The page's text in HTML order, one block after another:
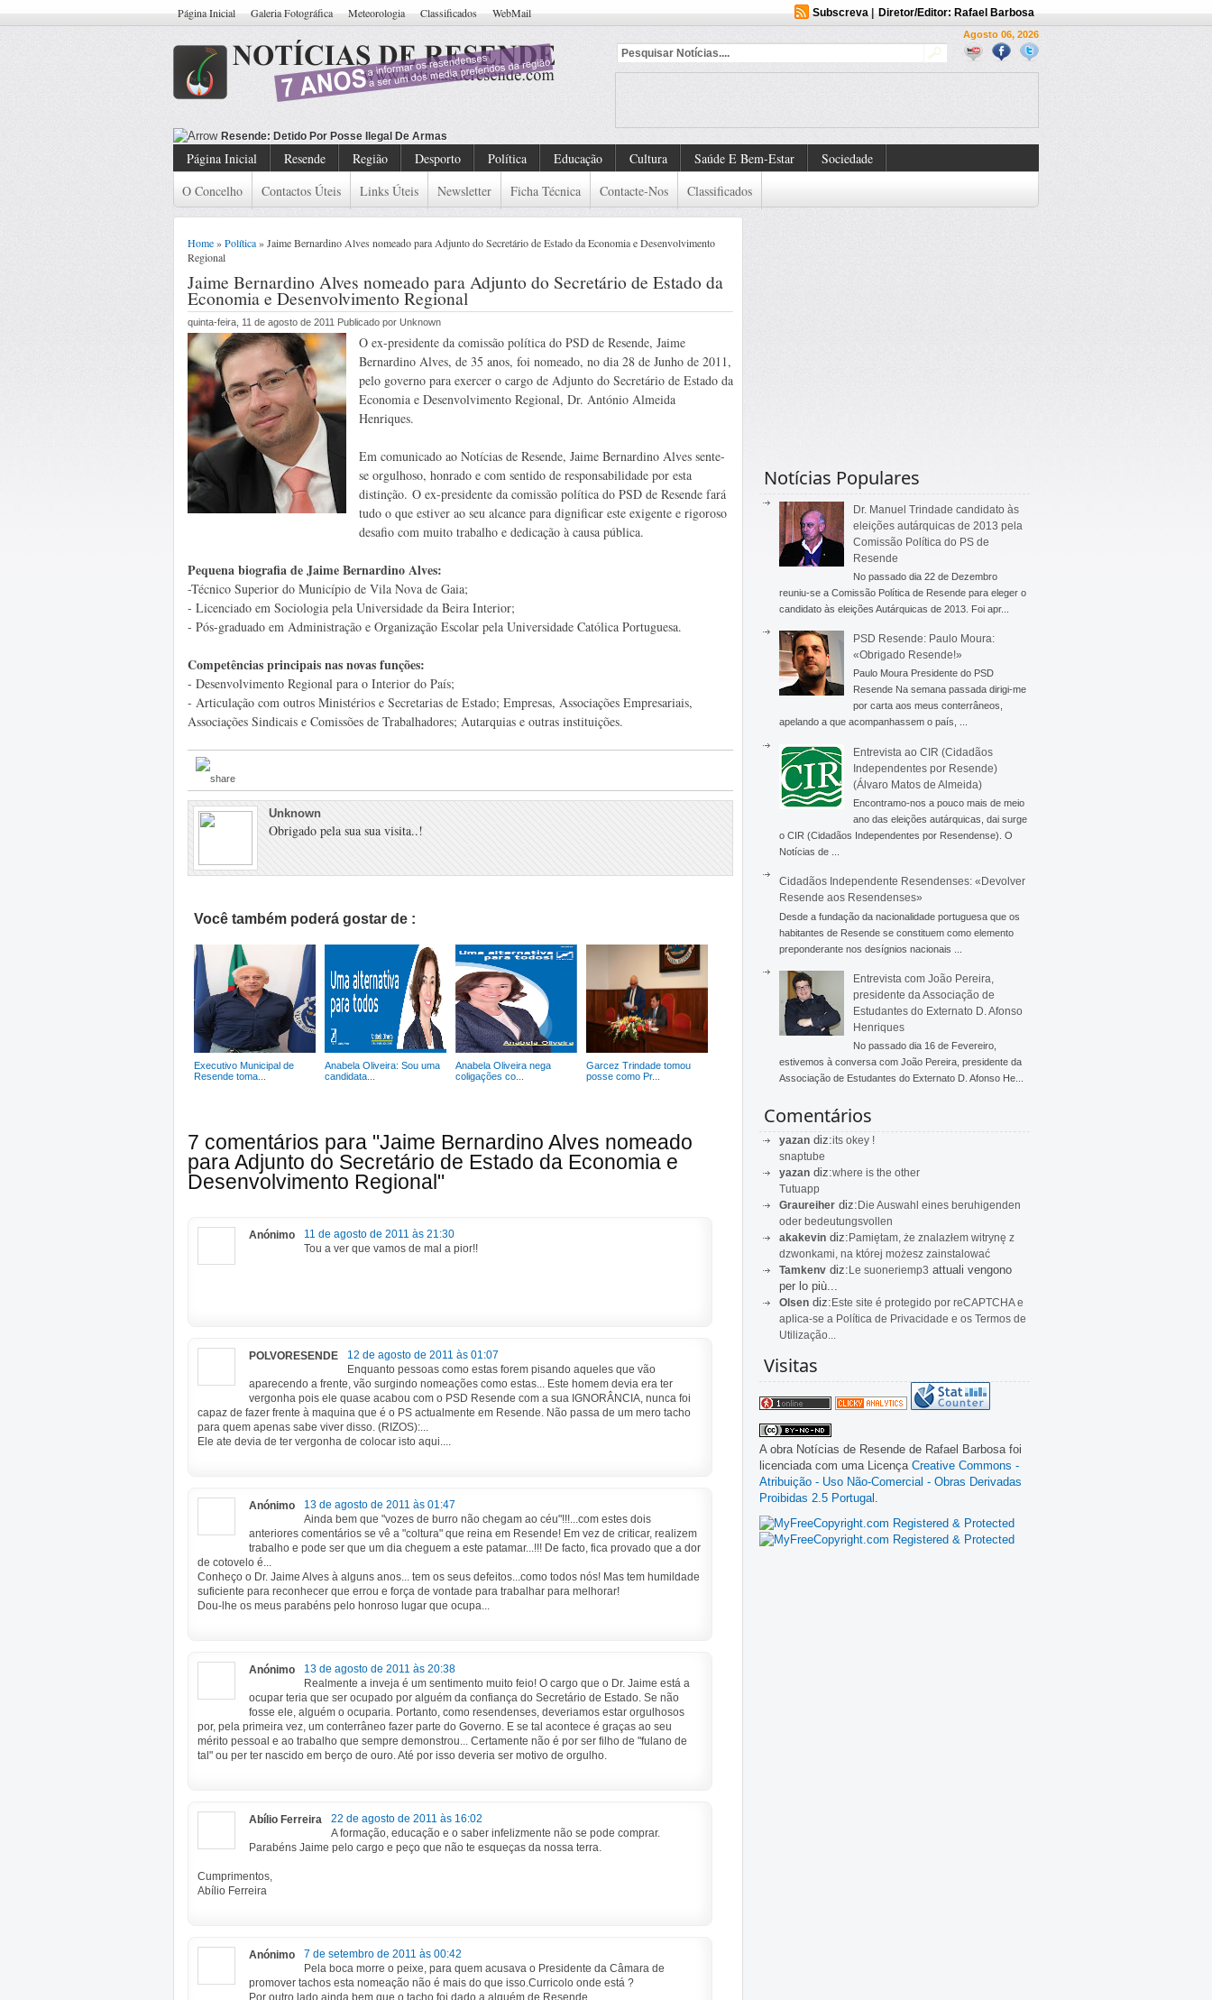
Página Inicial Galeria Fotográfica Meteorologia Classificados WebMail Subscreva| Diretor/Editor: Rafael Barbosa
Agosto 06, 2026
Resende: Detido Cidadão Co
Página Inicial Resende Região Desporto Política Educação Cultura Saúde E Bem-Estar
Sociedade
O Concelho
Contactos Úteis Links Úteis Newsletter Ficha Técnica Contacte-Nos Classificados
Home»Política» Jaime Bernardino Alves nomeado para Adjunto do Secretário de Estado da Economia e Desenvolvimento
Regional
Jaime Bernardino Alves nomeado para Adjunto do Secretário de Estado da
Economia e Desenvolvimento Regional
quinta-feira, 11 de agosto de 2011 Publicado por Unknown
O ex-presidente da comissão política do PSD de Resende, Jaime
Bernardino Alves, de 35 anos, foi nomeado, no dia 28 de Junho de 2011,
pelo governo para exercer o cargo de Adjunto do Secretário de Estado da
Economia e Desenvolvimento Regional, Dr. António Almeida
Henriques.
Em comunicado ao Notícias de Resende, Jaime Bernardino Alves sente-
se orgulhoso, honrado e com sentido de responsabilidade por esta
distinção. O ex-presidente da comissão política do PSD de Resende fará
tudo o que estiver ao seu alcance para dignificar este exigente e rigoroso
desafio com muito trabalho e dedicação à causa pública.
Pequena biografia de Jaime Bernardino Alves:
-Técnico Superior do Município de Vila Nova de Gaia;
- Licenciado em Sociologia pela Universidade da Beira Interior;
- Pós-graduado em Administração e Organização Escolar pela Universidade Católica Portuguesa.
Competências principais nas novas funções:
- Desenvolvimento Regional para o Interior do País;
- Articulação com outros Ministérios e Secretarias de Estado; Empresas, Associações Empresariais,
Associações Sindicais e Comissões de Trabalhadores; Autarquias e outras instituições.
Unknown
Obrigado pela sua sua visita..!
Você também poderá gostar de :
Executivo Municipal de
Resende toma...
Anabela Oliveira: Sou uma
candidata...
Anabela Oliveira nega
coligações co...
Garcez Trindade tomou
posse como Pr...
7 comentários para "Jaime Bernardino Alves nomeado
para Adjunto do Secretário de Estado da Economia e
Desenvolvimento Regional"
Anónimo
11 de agosto de 2011 às 21:30
Tou a ver que vamos de mal a pior!!
POLVORESENDE
12 de agosto de 2011 às 01:07
Enquanto pessoas como estas forem pisando aqueles que vão
aparecendo a frente, vão surgindo nomeações como estas... Este homem devia era ter
vergonha pois ele quase acabou com o PSD Resende com a sua IGNORÂNCIA, nunca foi
capaz de fazer frente à maquina que é o PS actualmente em Resende. Não passa de um mero tacho
para quem apenas sabe viver disso. (RIZOS):...
Ele ate devia de ter vergonha de colocar isto aqui....
Anónimo
13 de agosto de 2011 às 01:47
Ainda bem que "vozes de burro não chegam ao céu"!!!...com estes dois
anteriores comentários se vê a "coltura" que reina em Resende! Em vez de criticar, realizem
trabalho e pode ser que um dia cheguem a este patamar...!!! De facto, fica provado que a dor
de cotovelo é...
Conheço o Dr. Jaime Alves à alguns anos... tem os seus defeitos...como todos nós! Mas tem humildade
suficiente para reconhecer que errou e força de vontade para trabalhar para melhorar!
Dou-lhe os meus parabéns pelo honroso lugar que ocupa...
Anónimo
13 de agosto de 2011 às 20:38
Realmente a inveja é um sentimento muito feio! O cargo que o Dr. Jaime está a
ocupar teria que ser ocupado por alguém da confiança do Secretário de Estado. Se não
fosse ele, alguém o ocuparia. Portanto, como resendenses, deveriamos estar orgulhosos
por, pela primeira vez, um conterrâneo fazer parte do Governo. E se tal acontece é graças ao seu
mérito pessoal e ao trabalho que sempre demonstrou... Certamente não é por ser filho de "fulano de
tal" ou per ter nascido em berço de ouro. Até por isso deveria ser motivo de orgulho.
Abílio Ferreira
22 de agosto de 2011 às 16:02
A formação, educação e o saber infelizmente não se pode comprar.
Parabéns Jaime pelo cargo e peço que não te esqueças da nossa terra.
Cumprimentos,
Abílio Ferreira
Anónimo
7 de setembro de 2011 às 00:42
Pela boca morre o peixe, para quem acusava o Presidente da Câmara de
promover tachos esta nomeação não é mais do que isso.Curricolo onde está ?
Por outro lado ainda bem que o tacho foi dado a alguém de Resende.
Notícias Populares
Dr. Manuel Trindade candidato às
eleições autárquicas de 2013 pela
Comissão Política do PS de
Resende
No passado dia 22 de Dezembro
reuniu-se a Comissão Política de Resende para eleger o
candidato às eleições Autárquicas de 2013. Foi apr...
PSD Resende: Paulo Moura:
«Obrigado Resende!»
Paulo Moura Presidente do PSD
Resende Na semana passada dirigi-me
por carta aos meus conterrâneos,
apelando a que acompanhassem o país, ...
Entrevista ao CIR (Cidadãos
Independentes por Resende)
(Álvaro Matos de Almeida)
Encontramo-nos a pouco mais de meio
ano das eleições autárquicas, dai surge
o CIR (Cidadãos Independentes por Resendense). O
Notícias de ...
Cidadãos Independente Resendenses: «Devolver
Resende aos Resendenses»
Desde a fundação da nacionalidade portuguesa que os
habitantes de Resende se constituem como elemento
preponderante nos desígnios nacionais ...
Entrevista com João Pereira,
presidente da Associação de
Estudantes do Externato D. Afonso
Henriques
No passado dia 16 de Fevereiro,
estivemos à conversa com João Pereira, presidente da
Associação de Estudantes do Externato D. Afonso He...
Comentários
yazan diz:its okey !
snaptube
yazan diz:where is the other
Tutuapp
Graureiher diz:Die Auswahl eines beruhigenden
oder bedeutungsvollen
akakevin diz:Pamiętam, że znalazłem witrynę z
dzwonkami, na której możesz zainstalować
Tamkenv diz:Le suoneriemp3 attuali vengono
per lo più...
Olsen diz:Este site é protegido por reCAPTCHA e
aplica-se a Política de Privacidade e os Termos de
Utilização...
Visitas
A obra Notícias de Resende de Rafael Barbosa foi
licenciada com uma Licença Creative Commons -
Atribuição - Uso Não-Comercial - Obras Derivadas
Proibidas 2.5 Portugal